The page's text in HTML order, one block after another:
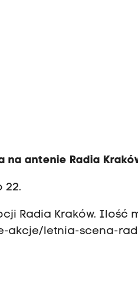
na antenie Radia
22.
Radia Kraków. Ilość
akcje/letnia-scena-